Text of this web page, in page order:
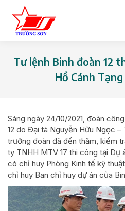
Tư lệnh Binh đoàn 12
Hồ Cánh
Sáng ngày 24/10/2021, đoàn
12 do Đại tá Nguyễn Hữu Ngọc –
trưởng đoàn đã đến thăm, kiểm
ty TNHH MTV 17 thi công tại Dự
có chỉ huy Phòng Kinh tế kỹ
chỉ huy Ban chỉ huy dự án của